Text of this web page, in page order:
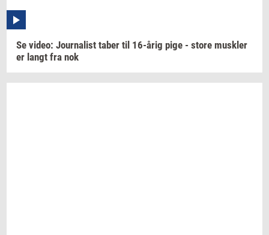
Se video: Jour­na­list taber til 16-årig pige - store mus­k­ler
er langt fra nok